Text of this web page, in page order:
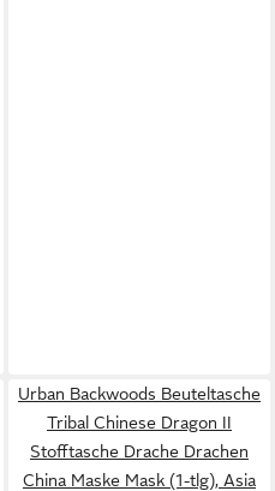
Urban Backwoods Beuteltasche
Tribal Chinese Dragon II
Stofftasche Drache Drachen
China Maske Mask (1-tlg), Asia